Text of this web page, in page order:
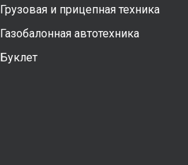
Грузовая и прицепная техника
Газобалонная автотехника
Буклет